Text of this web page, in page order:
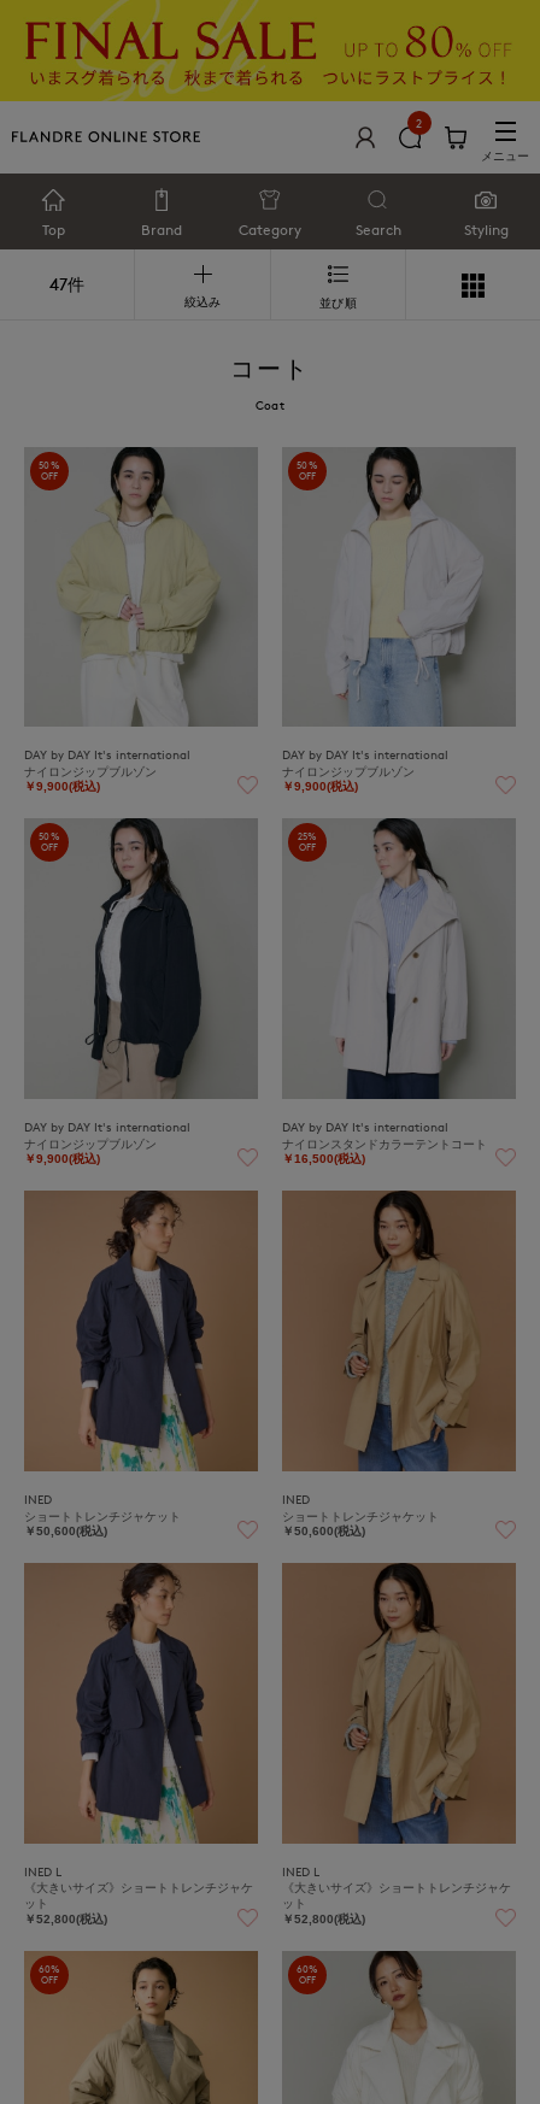
2
メニュー
Top Brand Category Search Styling
47件
絞込み 並び順
コート
Coat
50%
OFF
DAY by DAY It's international
ナイロンジップブルゾン
￥9,900(税込)
50%
OFF
DAY by DAY It's international
ナイロンジップブルゾン
￥9,900(税込)
50%
OFF
DAY by DAY It's international
ナイロンジップブルゾン
￥9,900(税込)
25%
OFF
DAY by DAY It's international
ナイロンスタンドカラーテントコート
￥16,500(税込)
INED
ショートトレンチジャケット
￥50,600(税込)
INED
ショートトレンチジャケット
￥50,600(税込)
INED L
《大きいサイズ》ショートトレンチジャケ
ット
￥52,800(税込)
INED L
《大きいサイズ》ショートトレンチジャケ
ット
￥52,800(税込)
60%
OFF
60%
OFF